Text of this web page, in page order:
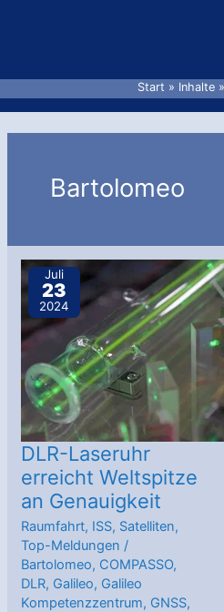
Start Inhalte
Bartolomeo
Juli
23
2024
DLR-Laseruhr
erreicht Weltspitze
an Genauigkeit
Raumfahrt, ISS, Satelliten,
Top-Meldungen /
Bartolomeo, COMPASSO,
DLR, Galileo, Galileo
Kompetenzzentrum, GNSS,